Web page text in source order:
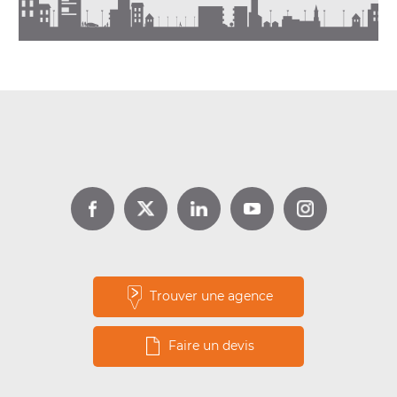
Trouver une agence
Faire un devis